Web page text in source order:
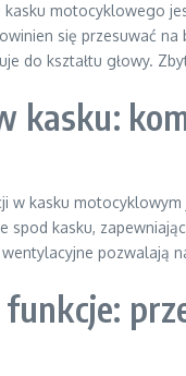
kasku motocyklowego
się przesuwać
do kształtu głowy.
kasku:
w kasku
spod kasku, zapewniając
pozwalają